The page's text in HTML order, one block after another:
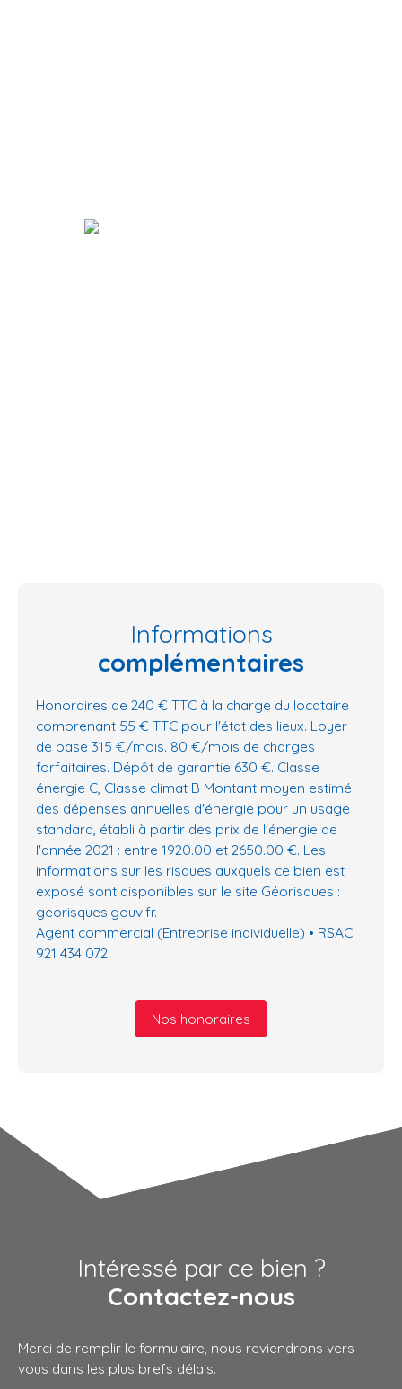
Informations
complémentaires
Honoraires de 240 € TTC à la charge du locataire
comprenant 55 € TTC pour l'état des lieux. Loyer
de base 315 €/mois. 80 €/mois de charges
forfaitaires. Dépôt de garantie 630 €. Classe
énergie C, Classe climat B Montant moyen estimé
des dépenses annuelles d'énergie pour un usage
standard, établi à partir des prix de l'énergie de
l'année 2021 : entre 1920.00 et 2650.00 €. Les
informations sur les risques auxquels ce bien est
exposé sont disponibles sur le site Géorisques :
georisques.gouv.fr.
Agent commercial (Entreprise individuelle) • RSAC
921 434 072
Nos honoraires
Intéressé par ce bien ?
Contactez-nous
Merci de remplir le formulaire, nous reviendrons vers
vous dans les plus brefs délais.